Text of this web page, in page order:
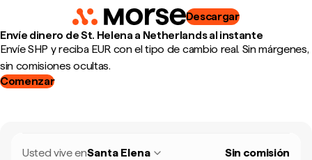
Descargar
Envíe dinero de St. Helena a Netherlands al instante
Envíe SHP y reciba EUR con el tipo de cambio real. Sin márgenes,
sin comisiones ocultas.
Comenzar
Usted vive enSanta Elena Sin comisión